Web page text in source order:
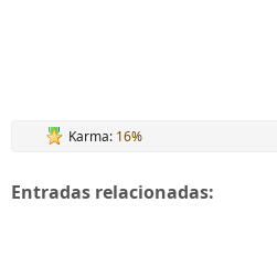
Karma: 16%
Entradas relacionadas: